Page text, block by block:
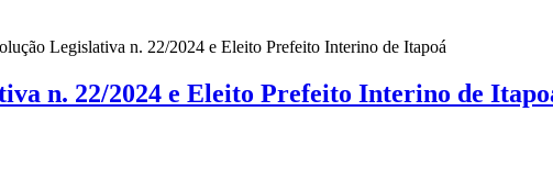
Legislativa n. 22/2024 e Eleito Prefeito Interino de Itapoá
n. 22/2024 e Eleito Prefeito Interino de